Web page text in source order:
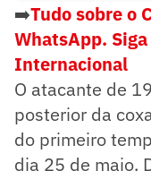
➡️Tudo sobre o
WhatsApp.
Internacional
O atacante de
posterior da
do primeiro
dia 25 de maio.